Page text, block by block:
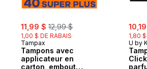
sale:
11,99 $ , formerly:
12,99 $
1,00 $ DE RABAIS
Tampax
Tampons avec
applicateur en
carton, embout
sale:
1,80
U by